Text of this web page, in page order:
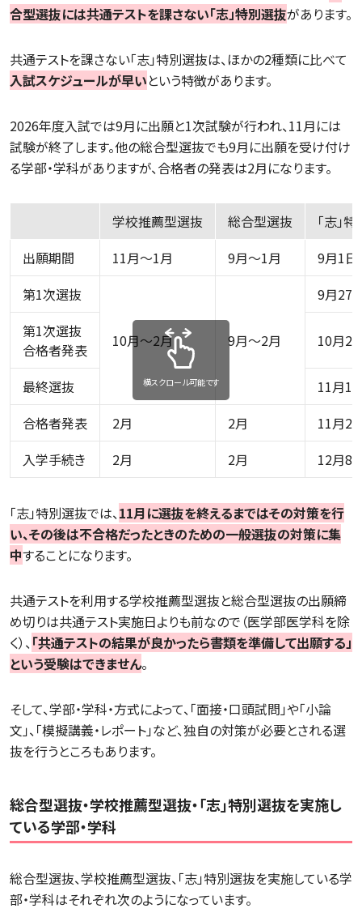
合型選抜には共通テストを課さない「志」特別選抜があります。
共通テストを課さない「志」特別選抜は、ほかの2種類に比べて
入試スケジュールが早いという特徴があります。
2026年度入試では9月に出願と1次試験が行われ、11月には
試験が終了します。他の総合型選抜でも9月に出願を受け付け
る学部・学科がありますが、合格者の発表は2月になります。
学校推薦型選抜 総合型選抜
「志
出願期間
11月～1月 9月～1月
9月1
第1次選抜
10月～2月 9月～2月
9月27
第1次選抜
合格者発表
10月
最終選抜
11月1
合格者発表
2月 2月
11月
入学手続き
2月 2月 12月8
横スクロール可能です
「志」特別選抜では、11月に選抜を終えるまではその対策を行
い、その後は不合格だったときのための一般選抜の対策に集
中することになります。
共通テストを利用する学校推薦型選抜と総合型選抜の出願締
め切りは共通テスト実施日よりも前なので（医学部医学科を除
く）、「共通テストの結果が良かったら書類を準備して出願する」
という受験はできません。
そして、学部・学科・方式によって、「面接・口頭試問」や「小論
文」、「模擬講義・レポート」など、独自の対策が必要とされる選
抜を行うところもあります。
総合型選抜・学校推薦型選抜・「志」特別選抜を実施し
ている学部・学科
総合型選抜、学校推薦型選抜、「志」特別選抜を実施している学
部・学科はそれぞれ次のようになっています。